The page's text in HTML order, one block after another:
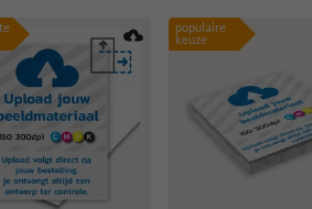
populaire
keuze